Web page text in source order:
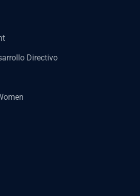
Directivo